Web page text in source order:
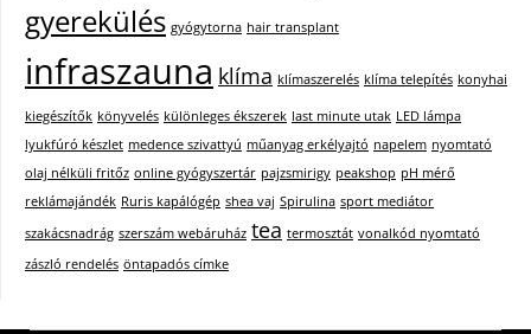
gyerekülés gyógytorna hair transplant
infraszauna klíma klímaszerelés klíma telepítés konyhai
kiegészítők könyvelés különleges ékszerek last minute utak LED lámpa
lyukfúró készlet medence szivattyú műanyag erkélyajtó napelem nyomtató
olaj nélküli fritőz online gyógyszertár pajzsmirigy peakshop pH mérő
reklámajándék Ruris kapálógép shea vaj Spirulina sport mediátor
szakácsnadrág szerszám webáruház tea termosztát vonalkód nyomtató
zászló rendelés öntapadós címke